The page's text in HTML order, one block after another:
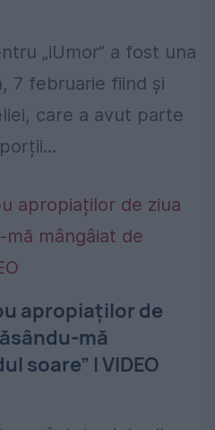
„iUmor” a fost una
7 februarie fiind și
care a avut parte
apropiaților de
mă
soare” I VIDEO